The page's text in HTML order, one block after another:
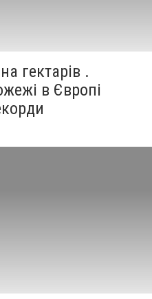
гектарів .
в Європі